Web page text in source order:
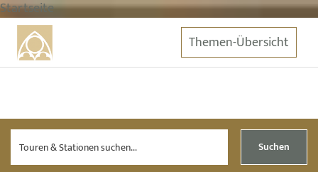
Startseite
Themen-Übersicht
Suchen